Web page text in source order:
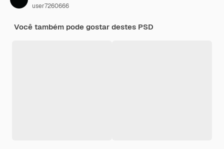
user7260666
Você também pode gostar destes PSD